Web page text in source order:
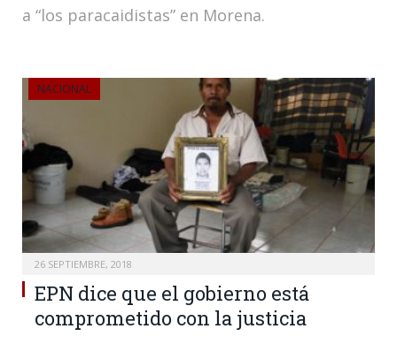
a “los paracaidistas” en Morena.
NACIONAL
26 SEPTIEMBRE, 2018
EPN dice que el gobierno está
comprometido con la justicia